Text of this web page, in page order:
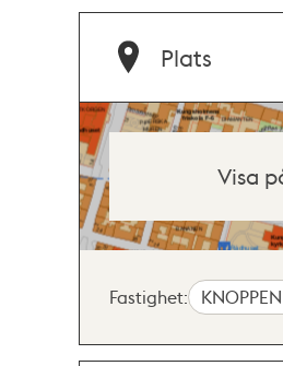
Plats
Visa
Fastighet: KNOPPEN